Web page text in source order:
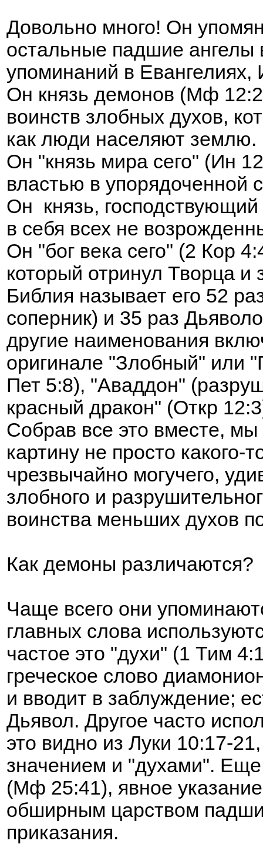
Довольно много! Он
остальные падшие ангелы
упоминаний в Евангелиях,
Он князь демонов (Мф
воинств злобных духов,
как люди населяют землю.
Он "князь мира сего" (Ин
властью в упорядоченной
Он князь,
в себя всех не
Он "бог века сего" (2 Кор
который отринул Творца и
Библия называет его 52
соперник) и 35 раз
другие наименования
оригинале "Злобный" или
Пет 5:8), "Аваддон"
красный дракон" (Откр
Собрав все это вместе,
картину не просто какого-
чрезвычайно могучего,
злобного и
воинства меньших духов
Как демоны различаются?
Чаще всего они
главных слова
частое это "духи" (1 Тим
греческое слово
и вводит в заблуждение;
Дьявол. Другое часто
это видно из Луки 10:17-
значением и "духами".
(Мф 25:41), явное
обширным царством
приказания.